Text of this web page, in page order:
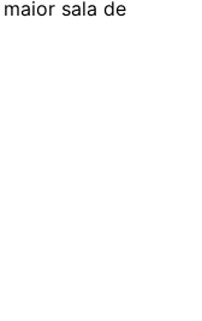
sala de